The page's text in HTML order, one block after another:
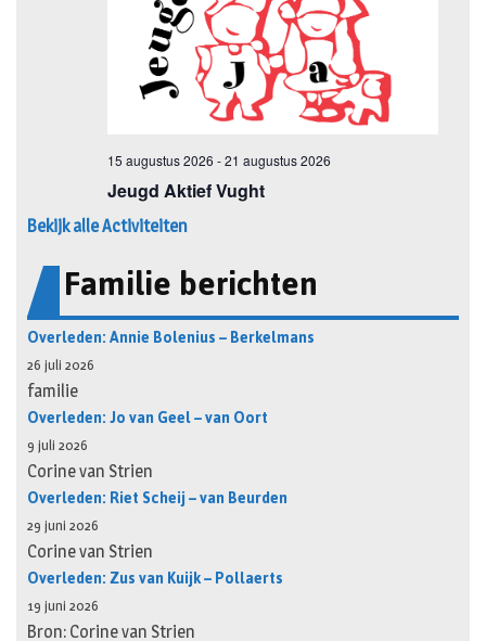
Bekijk alle Activiteiten
Familie berichten
Overleden: Annie Bolenius – Berkelmans
26 juli 2026
familie
Overleden: Jo van Geel – van Oort
9 juli 2026
Corine van Strien
Overleden: Riet Scheij – van Beurden
29 juni 2026
Corine van Strien
Overleden: Zus van Kuijk – Pollaerts
19 juni 2026
Bron: Corine van Strien